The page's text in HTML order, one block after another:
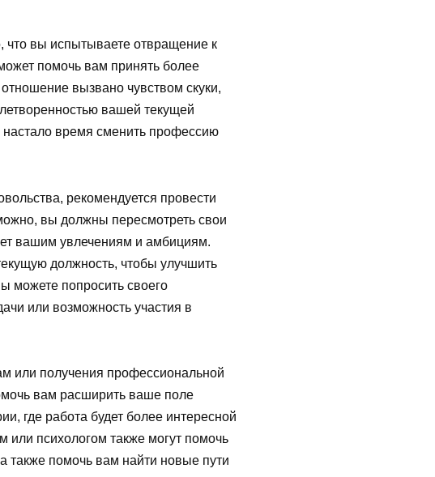
вы испытываете отвращение к
помочь вам принять более
вызвано чувством скуки,
вашей текущей
настало время сменить профессию
рекомендуется провести
вы должны пересмотреть свои
вашим увлечениям и амбициям.
должность, чтобы улучшить
можете попросить своего
или возможность участия в
или получения профессиональной
вам расширить ваше поле
где работа будет более интересной
или психологом также могут помочь
также помочь вам найти новые пути